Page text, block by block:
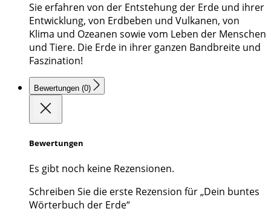
Sie erfahren von der Entstehung der Erde und ihrer
Entwicklung, von Erdbeben und Vulkanen, von
Klima und Ozeanen sowie vom Leben der Menschen
und Tiere. Die Erde in ihrer ganzen Bandbreite und
Faszination!
Bewertungen (0)
Bewertungen
Es gibt noch keine Rezensionen.
Schreiben Sie die erste Rezension für „Dein buntes
Wörterbuch der Erde“